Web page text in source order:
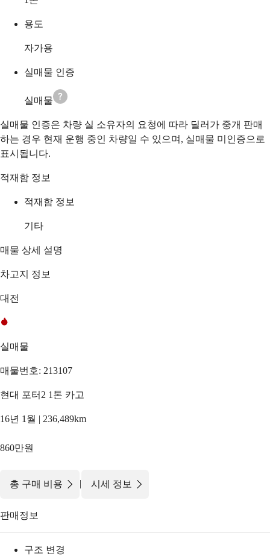
용도
자가용
실매물 인증
실매물
실매물 인증은 차량 실 소유자의 요청에 따라 딜러가 중개 판매
하는 경우 현재 운행 중인 차량일 수 있으며, 실매물 미인증으로
표시됩니다.
적재함 정보
적재함 정보
기타
매물 상세 설명
차고지 정보
대전
실매물
매물번호: 213107
현대 포터2 1톤 카고
16년 1월 | 236,489km
860만원
총 구매 비용 | 시세 정보
판매정보
구조 변경